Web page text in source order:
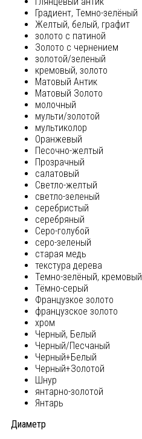
Градиент, Темно-зелёный
Желтый, белый, графит
золото с патиной
Золото с чернением
золотой/зеленый
кремовый, золото
Матовый Антик
Матовый Золото
молочный
мульти/золотой
мультиколор
Оранжевый
Песочно-желтый
Прозрачный
салатовый
Светло-желтый
светло-зеленый
серебристый
серебряный
Серо-голубой
серо-зеленый
старая медь
текстура дерева
Темно-зелёный, кремовый
Тёмно-серый
Французкое золото
французское золото
хром
Черный, Белый
Черный/Песчаный
Черный+Белый
Черный+Золотой
Шнур
янтарно-золотой
Янтарь
Диаметр